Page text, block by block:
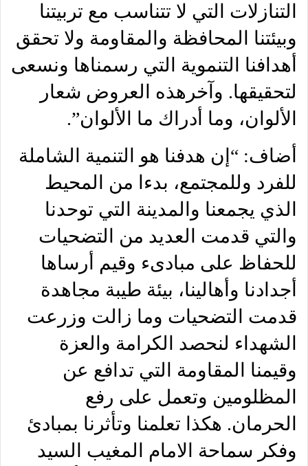
التنازلات التي لا تتناسب مع تربيتنا
وبيئتنا المحافظة والمقاومة ولا تحقق
أهدافنا التنموية التي رسمناها ونسعى
لتحقيقها. وآخرهذه العروض شعار
الألوان، وما أدراك ما الألوان”.
أضاف: “إن هدفنا هو التنمية الشاملة
للفرد وللمجتمع، بدءا من المحيط
الذي يجمعنا والمدينة التي توحدنا
والتي قدمت العديد من التضحيات
للحفاظ على مبادىء وقيم أرساها
أجدادنا وأهالينا، بيئة طيبة مجاهدة
قدمت التضحيات وما زالت وزرعت
الشهداء لنحصد الكرامة والعزة
وقيمنا المقاومة التي تدافع عن
المظلومين وتعمل على رفع
الحرمان. هكذا تعلمنا وتأثرنا بمبادئ
وفكر سماحة الامام المغيب السيد